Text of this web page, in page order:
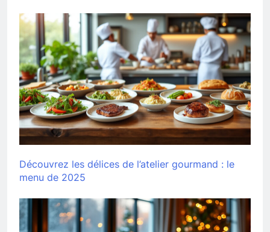
Découvrez les délices de l’atelier gourmand : le
menu de 2025